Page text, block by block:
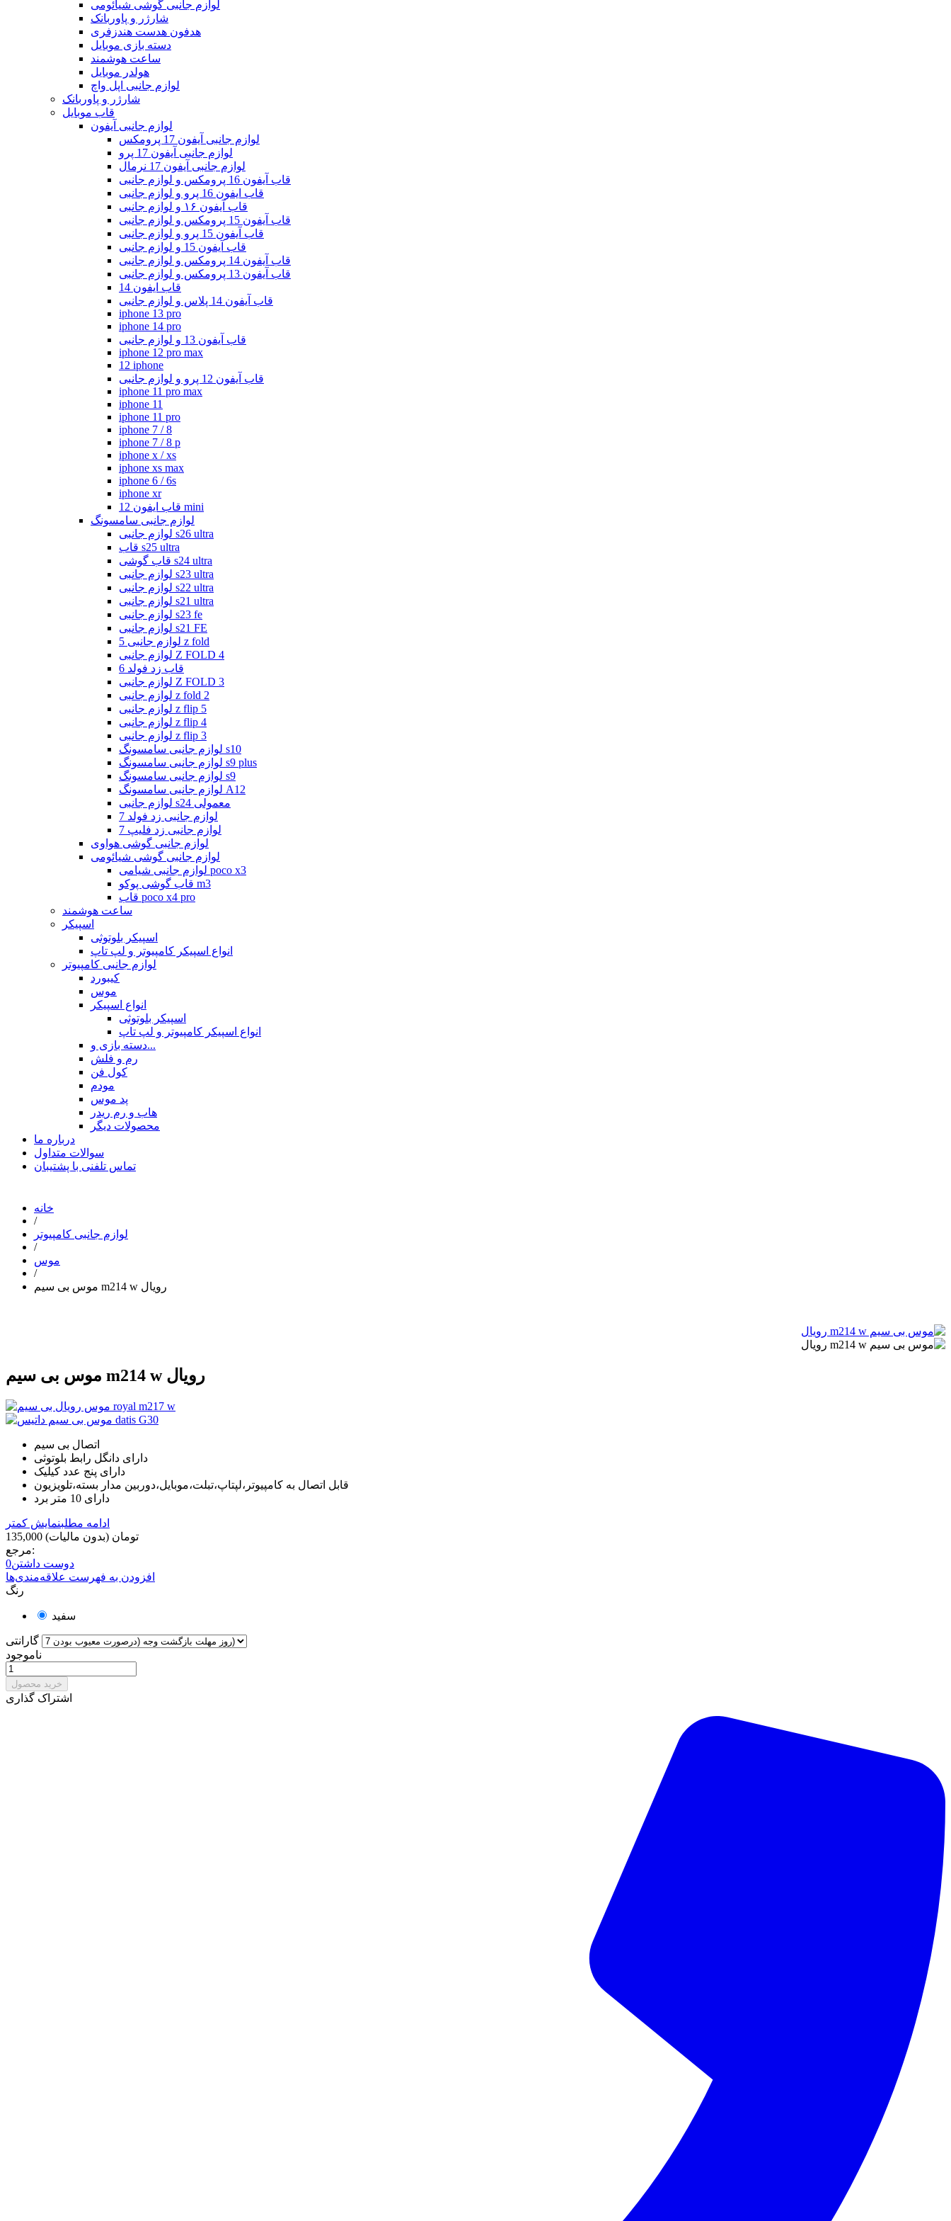
لوازم جانبی گوشی شیائومی
شارژر و پاوربانک
هدفون هدست هندزفری
دسته بازی موبایل
ساعت هوشمند
هولدر موبایل
لوازم جانبی اپل واچ
شارژر و پاوربانک
قاب موبایل
لوازم جانبی آیفون
لوازم جانبی آیفون 17 پرومکس
لوازم جانبی آیفون 17 پرو
لوازم جانبی آیفون 17 نرمال
قاب آیفون 16 پرومکس و لوازم جانبی
قاب ایفون 16 پرو و لوازم جانبی
قاب آیفون ۱۶ و لوازم جانبی
قاب آیفون 15 پرومکس و لوازم جانبی
قاب آیفون 15 پرو و لوازم جانبی
قاب آیفون 15 و لوازم جانبی
قاب آیفون 14 پرومکس و لوازم جانبی
قاب آیفون 13 پرومکس و لوازم جانبی
قاب ایفون 14
قاب آیفون 14 پلاس و لوازم جانبی
iphone 13 pro
iphone 14 pro
قاب آیفون 13 و لوازم جانبی
iphone 12 pro max
12 iphone
قاب آیفون 12 پرو و لوازم جانبی
iphone 11 pro max
iphone 11
iphone 11 pro
iphone 7 / 8
iphone 7 / 8 p
iphone x / xs
iphone xs max
iphone 6 / 6s
iphone xr
قاب ایفون 12 mini
لوازم جانبی سامسونگ
لوازم جانبی s26 ultra
قاب s25 ultra
قاب گوشی s24 ultra
لوازم جانبی s23 ultra
لوازم جانبی s22 ultra
لوازم جانبی s21 ultra
لوازم جانبی s23 fe
لوازم جانبی s21 FE
لوازم جانبی 5 z fold
لوازم جانبی Z FOLD 4
قاب زد فولد 6
لوازم جانبی Z FOLD 3
لوازم جانبی z fold 2
لوازم جانبی z flip 5
لوازم جانبی z flip 4
لوازم جانبی z flip 3
لوازم جانبی سامسونگ s10
لوازم جانبی سامسونگ s9 plus
لوازم جانبی سامسونگ s9
لوازم جانبی سامسونگ A12
لوازم جانبی s24 معمولی
لوازم جانبی زد فولد 7
لوازم جانبی زد فلیپ 7
لوازم جانبی گوشی هواوی
لوازم جانبی گوشی شیائومی
لوازم جانبی شیامی poco x3
قاب گوشی پوکو m3
قاب poco x4 pro
ساعت هوشمند
اسپیکر
اسپیکر بلوتوثی
انواع اسپیکر کامپیوتر و لپ تاپ
لوازم جانبی کامپیوتر
کیبورد
موس
انواع اسپیکر
اسپیکر بلوتوثی
انواع اسپیکر کامپیوتر و لپ تاپ
دسته بازی و...
رم و فلش
کول فن
مودم
پد موس
هاب و رم ریدر
محصولات دیگر
درباره ما
سوالات متداول
تماس تلفنی با پشتیبان
خانه
/
لوازم جانبی کامپیوتر
/
موس
/
موس بی سیم m214 w رویال
موس بی سیم m214 w رویال
اتصال بی سیم
دارای دانگل رابط بلوتوثی
دارای پنج عدد کیلیک
قابل اتصال به کامپیوتر،لپتاپ،تبلت،موبایل،دوربین مدار بسته،تلویزیون
دارای 10 متر برد
ادامه مطلبنمایش کمتر
135,000 تومان (بدون مالیات)
مرجع:
دوست داشتن0
افزودن به فهرست علاقه‌مندی‌ها
رنگ
سفید
گارانتی
ناموجود
خرید محصول
اشتراک گذاری